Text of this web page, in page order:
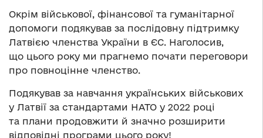
Окрім військової, фінансової та гуманітарної
допомоги подякував за послідовну підтримку
Латвією членства України в ЄС. Наголосив,
що цього року ми прагнемо почати переговори
про повноцінне членство.
Подякував за навчання українських військових
у Латвії за стандартами НАТО у 2022 році
та плани продовжити й значно розширити
відповідні програми цього року!